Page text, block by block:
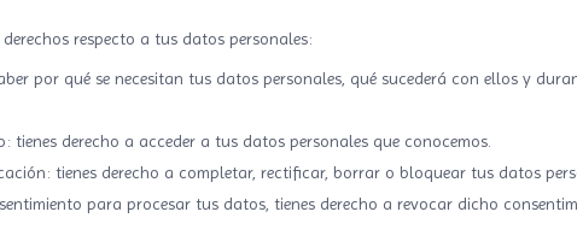
derechos respecto a tus datos personales:
por qué se necesitan tus datos personales, qué sucederá con ellos y
tienes derecho a acceder a tus datos personales que conocemos.
tienes derecho a completar, rectificar, borrar o bloquear tus datos
para procesar tus datos, tienes derecho a revocar dicho